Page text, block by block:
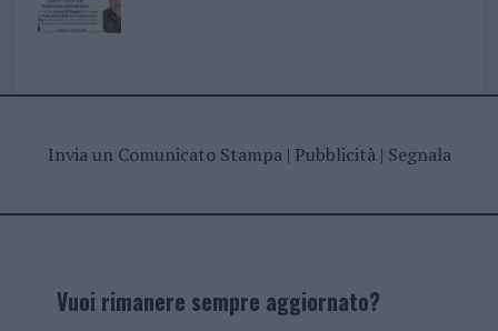
Invia un Comunicato Stampa| Pubblicità| Segnala
Vuoi rimanere sempre aggiornato?